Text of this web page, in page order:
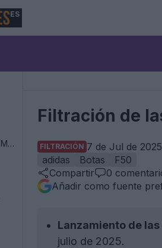
ES
Camisetas Copa del Mundo 2026
Filtración de
FILTRACIÓN 7 de Jul de
adidas
Botas
F50
Compartir
0
Añadir como fuente
Lanzamiento de
julio de 2025.